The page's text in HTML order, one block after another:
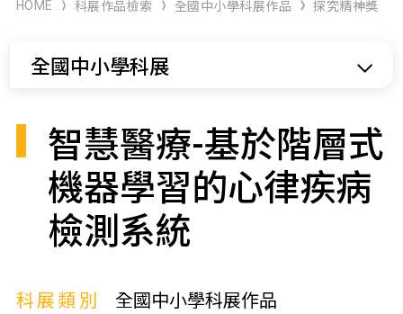
HOME 科展作品檢索 全國中小學科展作品 探究精神獎
全國中小學科展
智慧醫療-基於階層式
機器學習的心律疾病
檢測系統
科展類別
全國中小學科展作品